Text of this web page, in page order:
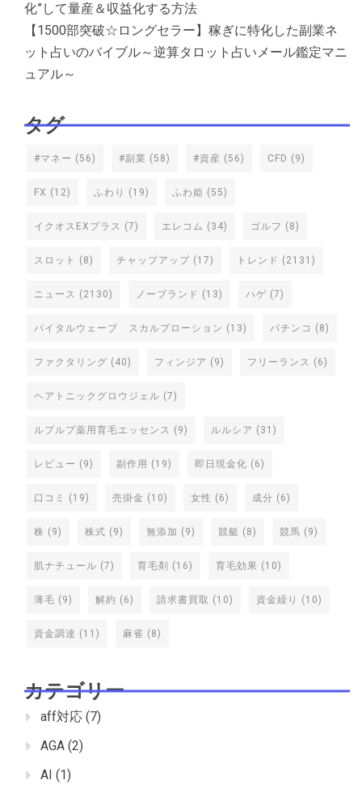
化”して量産＆収益化する方法
【1500部突破☆ロングセラー】稼ぎに特化した副業ネ
ット占いのバイブル～逆算タロット占いメール鑑定マニ
ュアル～
タグ
#マネー (56) #副業 (58) #資産 (56) CFD (9)
FX (12) ふわり (19) ふわ姫 (55)
イクオスEXプラス (7) エレコム (34) ゴルフ (8)
スロット (8) チャップアップ (17) トレンド (2131)
ニュース (2130) ノーブランド (13) ハゲ (7)
バイタルウェーブ スカルプローション (13) パチンコ (8)
ファクタリング (40) フィンジア (9) フリーランス (6)
ヘアトニックグロウジェル (7)
ルプルプ薬用育毛エッセンス (9) ルルシア (31)
レビュー (9) 副作用 (19) 即日現金化 (6)
口コミ (19) 売掛金 (10) 女性 (6) 成分 (6)
株 (9) 株式 (9) 無添加 (9) 競艇 (8) 競馬 (9)
肌ナチュール (7) 育毛剤 (16) 育毛効果 (10)
薄毛 (9) 解約 (6) 請求書買取 (10) 資金繰り (10)
資金調達 (11) 麻雀 (8)
カテゴリー
aff対応 (7)
AGA (2)
AI (1)